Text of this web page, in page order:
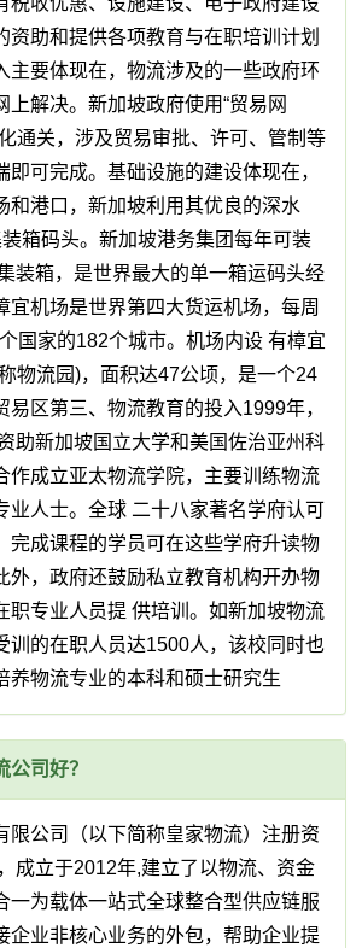
资助和提供各项教育与在职培训计划
主要体现在，物流涉及的一些政府环
上解决。新加坡政府使用“贸易网
通关，涉及贸易审批、许可、管制等
即可完成。基础设施的建设体现在，
和港口，新加坡利用其优良的深水
箱码头。新加坡港务集团每年可装
装箱，是世界最大的单一箱运码头经
宜机场是世界第四大货运机场，每周
国家的182个城市。机场内设 有樟宜
物流园)，面积达47公顷，是一个24
易区第三、物流教育的投入1999年，
助新加坡国立大学和美国佐治亚州科
作成立亚太物流学院，主要训练物流
业人士。全球 二十八家著名学府认可
完成课程的学员可在这些学府升读物
外，政府还鼓励私立教育机构开办物
职专业人员提 供培训。如新加坡物流
训的在职人员达1500人，该校同时也
养物流专业的本科和硕士研究生
司好？
限公司（以下简称皇家物流）注册资
成立于2012年,建立了以物流、资金
一为载体一站式全球整合型供应链服
企业非核心业务的外包，帮助企业提